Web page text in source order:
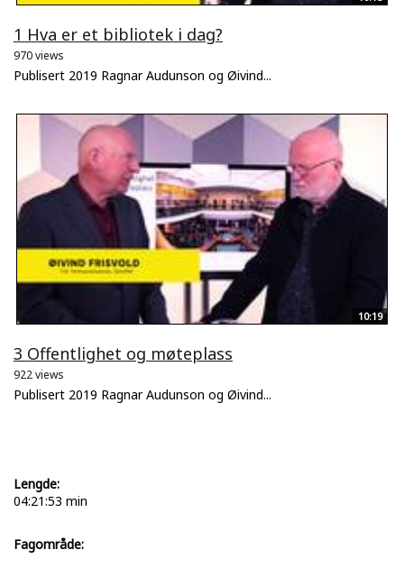
1 Hva er et bibliotek i dag?
970 views
Publisert 2019 Ragnar Audunson og Øivind...
10:19
3 Offentlighet og møteplass
922 views
Publisert 2019 Ragnar Audunson og Øivind...
Lengde:
04:21:53 min
Fagområde: